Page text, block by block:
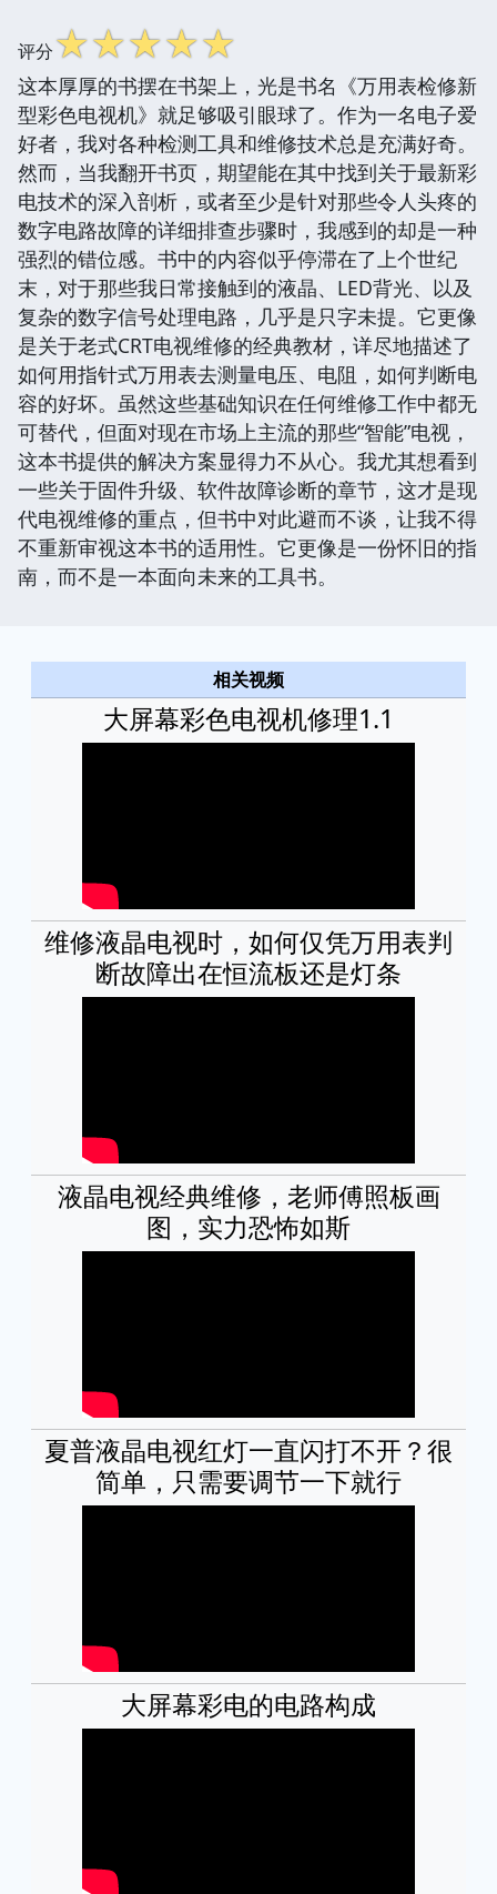
评分☆☆☆☆☆
这本厚厚的书摆在书架上，光是书名《万用表检修新
型彩色电视机》就足够吸引眼球了。作为一名电子爱
好者，我对各种检测工具和维修技术总是充满好奇。
然而，当我翻开书页，期望能在其中找到关于最新彩
电技术的深入剖析，或者至少是针对那些令人头疼的
数字电路故障的详细排查步骤时，我感到的却是一种
强烈的错位感。书中的内容似乎停滞在了上个世纪
末，对于那些我日常接触到的液晶、LED背光、以及
复杂的数字信号处理电路，几乎是只字未提。它更像
是关于老式CRT电视维修的经典教材，详尽地描述了
如何用指针式万用表去测量电压、电阻，如何判断电
容的好坏。虽然这些基础知识在任何维修工作中都无
可替代，但面对现在市场上主流的那些“智能”电视，
这本书提供的解决方案显得力不从心。我尤其想看到
一些关于固件升级、软件故障诊断的章节，这才是现
代电视维修的重点，但书中对此避而不谈，让我不得
不重新审视这本书的适用性。它更像是一份怀旧的指
南，而不是一本面向未来的工具书。
相关视频
大屏幕彩色电视机修理1.1
维修液晶电视时，如何仅凭万用表判
断故障出在恒流板还是灯条
液晶电视经典维修，老师傅照板画
图，实力恐怖如斯
夏普液晶电视红灯一直闪打不开？很
简单，只需要调节一下就行
大屏幕彩电的电路构成